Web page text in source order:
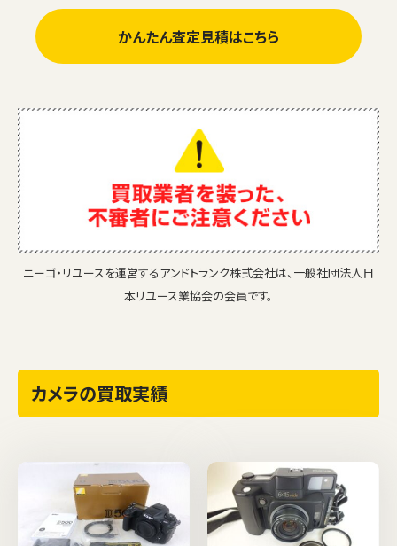
かんたん査定見積はこちら
ニーゴ・リユースを運営するアンドトランク株式会社は、一般社団法人日
本リユース業協会の会員です。
カメラの買取実績